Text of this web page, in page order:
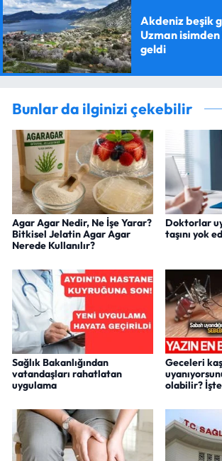
Akdeniz beşik
Uzman
geldi
Bunlar da ilginizi çekebilir
Agar Agar Nedir, Ne İşe Yarar?
Bitkisel Jelatin Agar Agar
Nerede Kullanılır?
Doktorlar
taşını yok
Sağlık Bakanlığından
vatandaşları rahatlatan
uygulama
Geceleri
olabilir? İşte